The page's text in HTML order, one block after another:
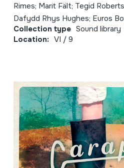
Rimes; Marit Fält; Tegid
Dafydd Rhys Hughes; Euros
Collection type Sound library
Location: VI / 9